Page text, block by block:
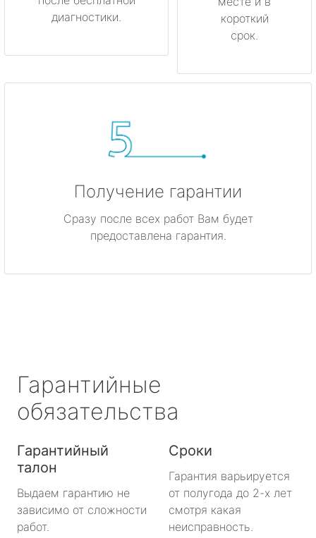
диагностики.
короткий
срок.
Получение гарантии
Сразу после всех работ Вам будет
предоставлена гарантия.
Гарантийные
обязательства
Гарантийный
талон
Выдаем гарантию не
зависимо от сложности
работ.
Сроки
Гарантия варьируется
от полугода до 2-х лет
смотря какая
неисправность.